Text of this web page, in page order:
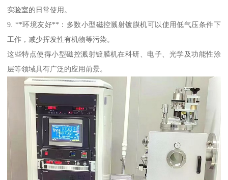
实验室的日常使用。
9. **环境友好**：多数小型磁控溅射镀膜机可以使用低气压条件下
工作，减少挥发性有机物等污染。
这些特点使得小型磁控溅射镀膜机在科研、电子、光学及功能性涂
层等领域具有广泛的应用前景。